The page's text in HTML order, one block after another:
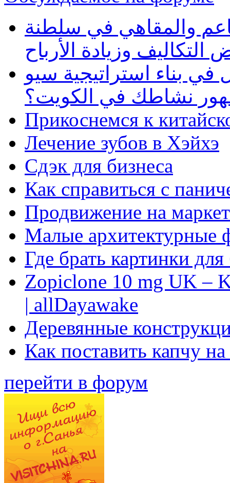
والمقاهي في سلطنة
وزيادة الأرباح
بناء استراتيجية سيو
نشاطك في الكويت؟
Прикоснемся к
Лечение зубов в Хэйхэ
Сдэк для бизнеса
Как справиться с
Продвижение на
Малые архитектурные
Где брать картинки
Zopiclone 10 mg UK –
| allDayawake
Деревянные
Как поставить капчу
перейти в форум